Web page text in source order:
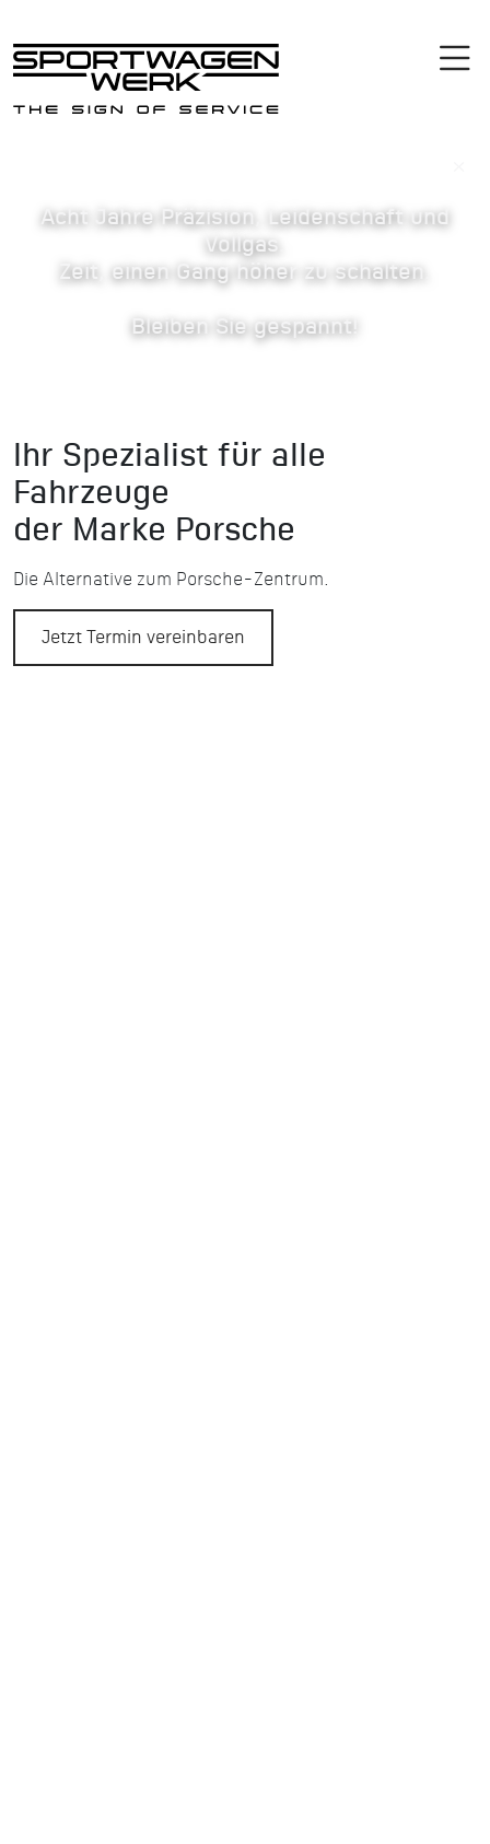
Acht Jahre Präzision, Leidenschaft und
Vollgas.
Zeit, einen Gang höher zu schalten.
Bleiben Sie gespannt!
Ihr Spezialist für alle
Fahrzeuge
der Marke Porsche
Die Alternative zum Porsche-Zentrum.
Jetzt Termin vereinbaren